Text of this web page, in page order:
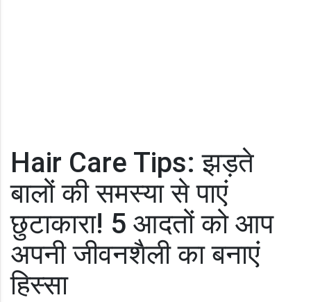
Hair Care Tips: झड़ते
बालों की समस्या से पाएं
छुटाकारा! 5 आदतों को आप
अपनी जीवनशैली का बनाएं
हिस्सा